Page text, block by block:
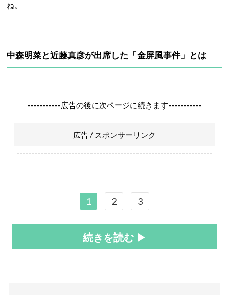
ね。
中森明菜と近藤真彦が出席した「金屏風事件」とは
-----------広告の後に次ページに続きます-----------
広告 / スポンサーリンク
----------------------------------------------------------------
1 2 3
続きを読む ▶